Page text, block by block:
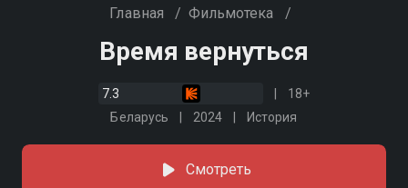
Главная / Фильмотека /
Время вернуться
7.3
18+
Беларусь
2024 История
Смотреть